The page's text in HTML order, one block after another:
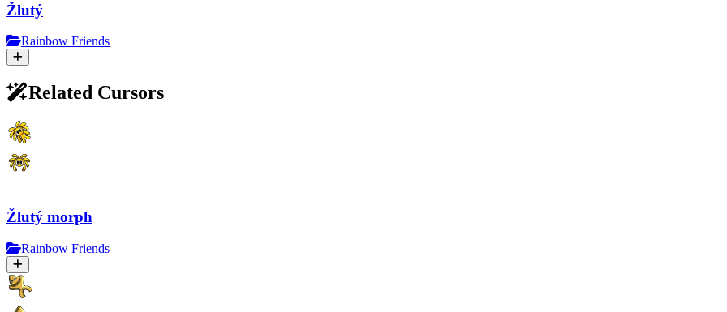
Žlutý
Rainbow Friends
Related Cursors
Žlutý morph
Rainbow Friends